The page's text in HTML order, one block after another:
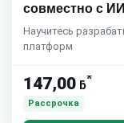
совместно с ИИ
Научитесь
платформ
147,00 ƃ*
Рассрочка